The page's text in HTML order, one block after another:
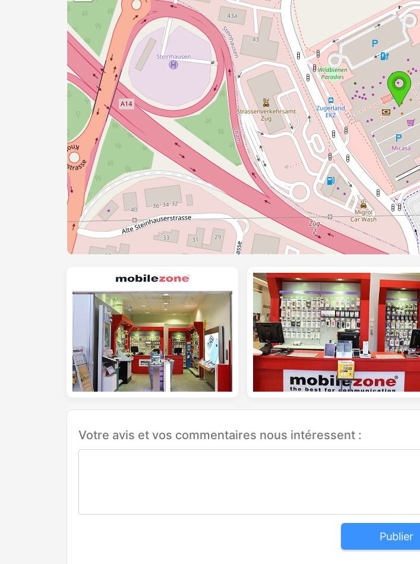
Votre avis et vos commentaires nous intéressent :
Publier